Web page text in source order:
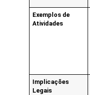
Exemplos de
Atividades
Implicações
Legais